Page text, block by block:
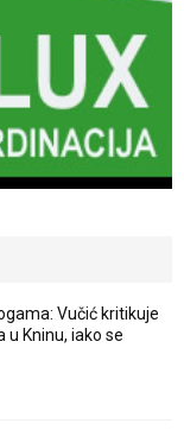
Vučić kritikuje
u Kninu, iako se